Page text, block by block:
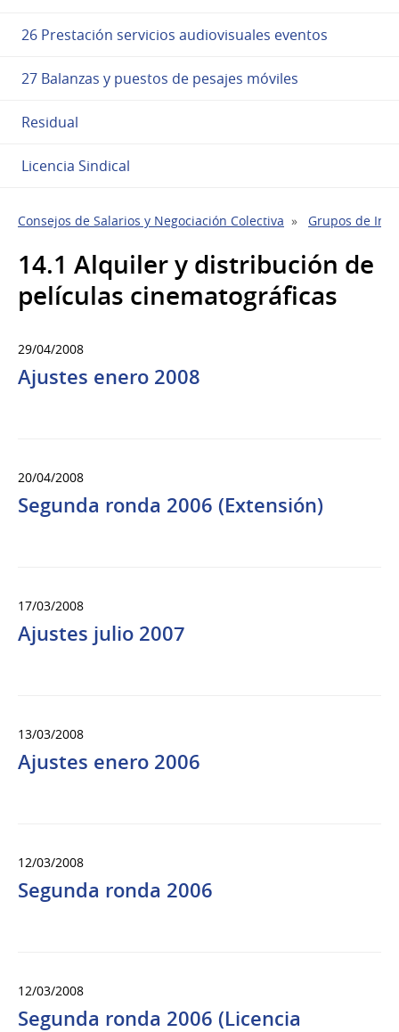
26 Prestación servicios audiovisuales eventos
27 Balanzas y puestos de pesajes móviles
Residual
Licencia Sindical
Consejos de Salarios y Negociación Colectiva Grupos de
14.1 Alquiler y distribución de
películas cinematográficas
29/04/2008
Ajustes enero 2008
20/04/2008
Segunda ronda 2006 (Extensión)
17/03/2008
Ajustes julio 2007
13/03/2008
Ajustes enero 2006
12/03/2008
Segunda ronda 2006
12/03/2008
Segunda ronda 2006 (Licencia